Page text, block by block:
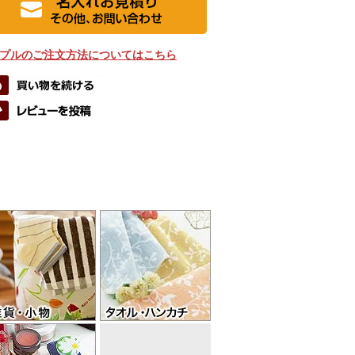
ルのご注文方法についてはこちら